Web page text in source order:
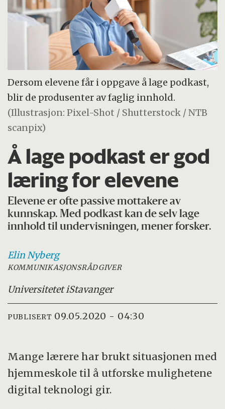
Dersom elevene får i oppgave å lage podkast,
blir de produsenter av faglig innhold.
(Illustrasjon: Pixel-Shot / Shutterstock / NTB
scanpix)
Å lage podkast er god
læring for elevene
Elevene er ofte passive mottakere av
kunnskap. Med podkast kan de selv lage
innhold til undervisningen, mener forsker.
ElinNyberg
KOMMUNIKASJONSRÅDGIVER
Universitetet iStavanger
PUBLISERT 09.05.2020 - 04:30
Mange lærere har brukt situasjonen med
hjemmeskole til å utforske mulighetene
digital teknologi gir.